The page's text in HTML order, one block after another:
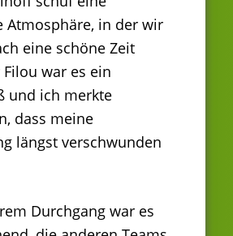
Atmosphäre, in der wir
eine schöne Zeit
war es ein
und ich merkte
dass meine
längst verschwunden
Durchgang war es